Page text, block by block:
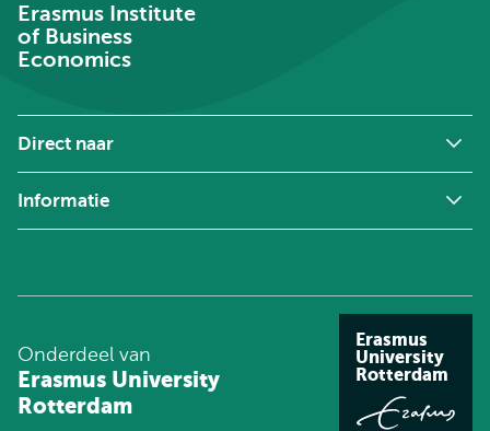
Erasmus Institute
of Business
Economics
Direct naar
Informatie
Onderdeel van
Erasmus University
Rotterdam
Erasmus
University
Rotterdam